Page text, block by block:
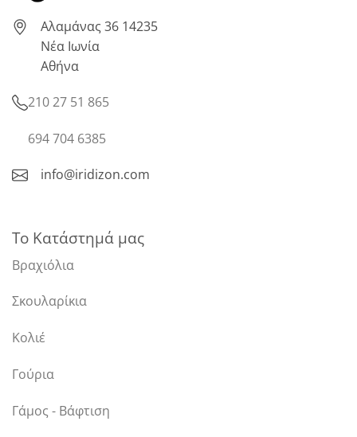
Αλαμάνας 36 14235
Νέα Ιωνία
Αθήνα
210 27 51 865
694 704 6385
info@iridizon.com
Το Κατάστημά μας
Βραχιόλια
Σκουλαρίκια
Κολιέ
Γούρια
Γάμος - Βάφτιση